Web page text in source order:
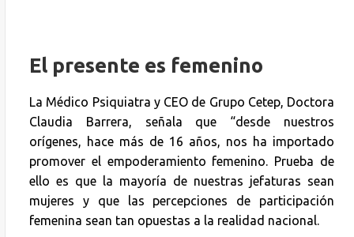
El presente es femenino
La Médico Psiquiatra y CEO de Grupo Cetep, Doctora
Claudia Barrera, señala que “desde nuestros
orígenes, hace más de 16 años, nos ha importado
promover el empoderamiento femenino. Prueba de
ello es que la mayoría de nuestras jefaturas sean
mujeres y que las percepciones de participación
femenina sean tan opuestas a la realidad nacional.